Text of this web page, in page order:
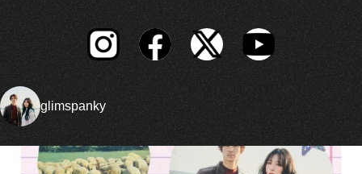
glimspanky